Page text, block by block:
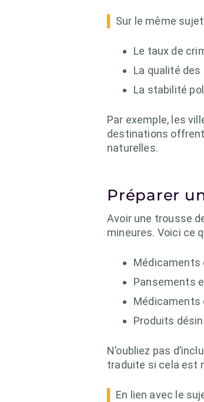
Sur le même sujet
Le taux de
La qualité
La stabilité
Par exemple, les
destinations
naturelles.
Préparer
Avoir une trousse
mineures. Voici ce
Médicaments
Pansements
Médicaments
Produits
N’oubliez pas
traduite si cela est
En lien avec le